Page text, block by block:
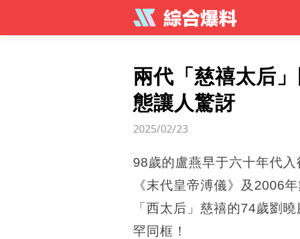
兩代「慈禧太后
態讓人驚訝
2025/02/23
98歲的盧燕早于六十年代
《末代皇帝溥儀》及2006
「西太后」慈禧的74歲劉
罕同框！